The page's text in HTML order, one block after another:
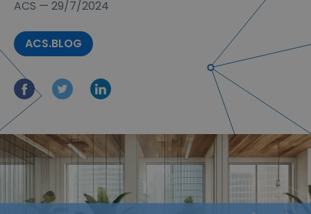
ACS — 29/7/2024
ACS.BLOG